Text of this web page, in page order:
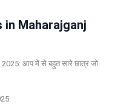
in Maharajganj
आप में से बहुत सारे छात्र जो